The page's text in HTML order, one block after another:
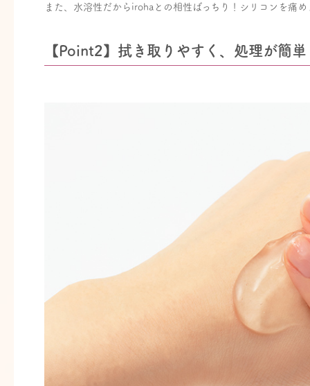
また、水溶性だからirohaとの相性ばっちり！シリコンを痛め
【Point2】拭き取りやすく、処理が簡単